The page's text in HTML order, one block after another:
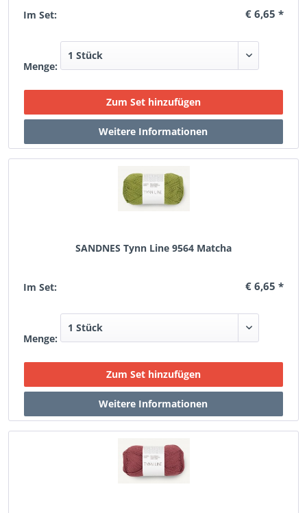
Im Set: € 6,65 *
Menge:
SANDNES Tynn Line 9564 Matcha
Im Set: € 6,65 *
Menge: